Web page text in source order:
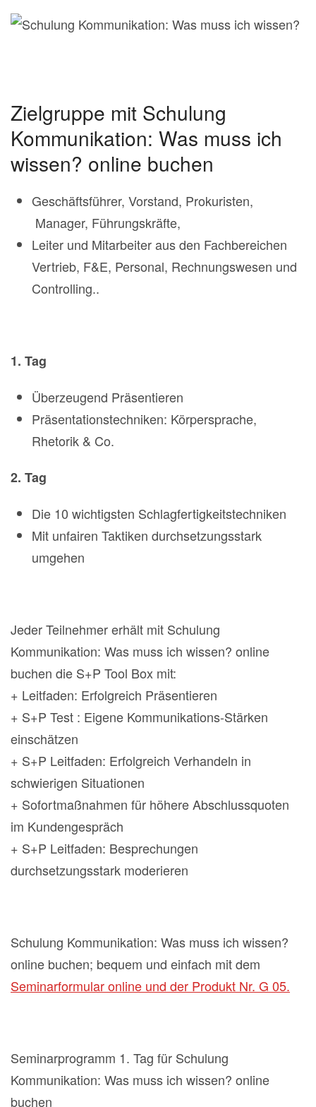
Zielgruppe mit Schulung
Kommunikation: Was muss ich
wissen? online buchen
Geschäftsführer, Vorstand, Prokuristen,
Manager, Führungskräfte,
Leiter und Mitarbeiter aus den Fachbereichen
Vertrieb, F&E, Personal, Rechnungswesen und
Controlling..
1. Tag
Überzeugend Präsentieren
Präsentationstechniken: Körpersprache,
Rhetorik & Co.
2. Tag
Die 10 wichtigsten Schlagfertigkeitstechniken
Mit unfairen Taktiken durchsetzungsstark
umgehen
Jeder Teilnehmer erhält mit Schulung
Kommunikation: Was muss ich wissen? online
buchen die S+P Tool Box mit:
+ Leitfaden: Erfolgreich Präsentieren
+ S+P Test : Eigene Kommunikations-Stärken
einschätzen
+ S+P Leitfaden: Erfolgreich Verhandeln in
schwierigen Situationen
+ Sofortmaßnahmen für höhere Abschlussquoten
im Kundengespräch
+ S+P Leitfaden: Besprechungen
durchsetzungsstark moderieren
Schulung Kommunikation: Was muss ich wissen?
online buchen; bequem und einfach mit dem
Seminarformular online und der Produkt Nr. G 05.
Seminarprogramm 1. Tag für Schulung
Kommunikation: Was muss ich wissen? online
buchen